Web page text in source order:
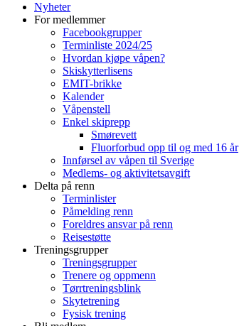
Nyheter
For medlemmer
Facebookgrupper
Terminliste 2024/25
Hvordan kjøpe våpen?
Skiskytterlisens
EMIT-brikke
Kalender
Våpenstell
Enkel skiprepp
Smørevett
Fluorforbud opp til og med 16 år
Innførsel av våpen til Sverige
Medlems- og aktivitetsavgift
Delta på renn
Terminlister
Påmelding renn
Foreldres ansvar på renn
Reisestøtte
Treningsgrupper
Treningsgrupper
Trenere og oppmenn
Tørrtreningsblink
Skytetrening
Fysisk trening